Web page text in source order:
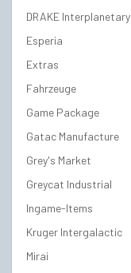
DRAKE Interplanetary
Esperia
Extras
Fahrzeuge
Game Package
Gatac Manufacture
Grey's Market
Greycat Industrial
Ingame-Items
Kruger Intergalactic
Mirai